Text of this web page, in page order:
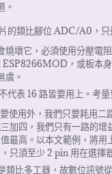
。
的類比腳位 ADC/A0，只
燒壞它，必須使用分壓電
ESP8266MOD，或板本
虞。
代表 16 路皆要用上。考
使用外，我們只要耗用二
加四，我們只有一路的增
最高。以本文範例，將用
只須至少 2 pin 用在選擇
類比多工器，故數位訊號